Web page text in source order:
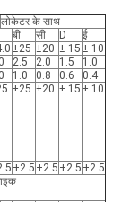
लोकेटर के साथ
बी सी D
ई
±25 ±20 ± 15 ± 10
2.5 2.0 1.5
1.0
1.0 0.8 0.6
0.4
±25 ±20 ± 15 ± 10
+2.5 +2.5 +2.5 +2.5